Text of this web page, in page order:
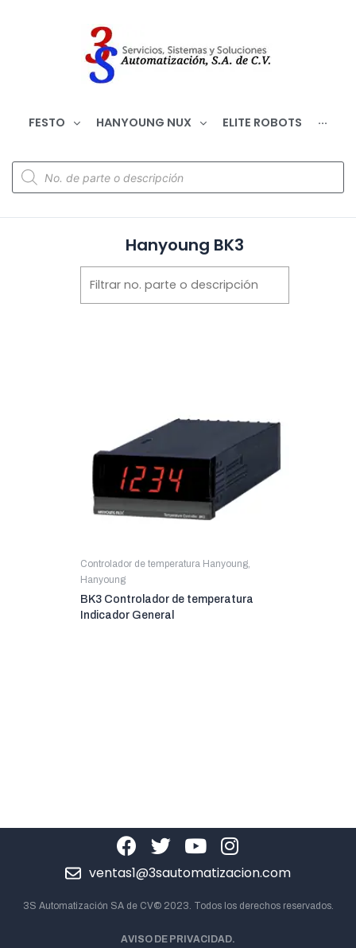
FESTO HANYOUNG NUX ELITE ROBOTS ···
Hanyoung BK3
Controlador de temperatura Hanyoung,
Hanyoung
BK3 Controlador de temperatura
Indicador General
ventas1@3sautomatizacion.com
3S Automatización SA de CV© 2023. Todos los derechos reservados.
AVISO DE PRIVACIDAD.